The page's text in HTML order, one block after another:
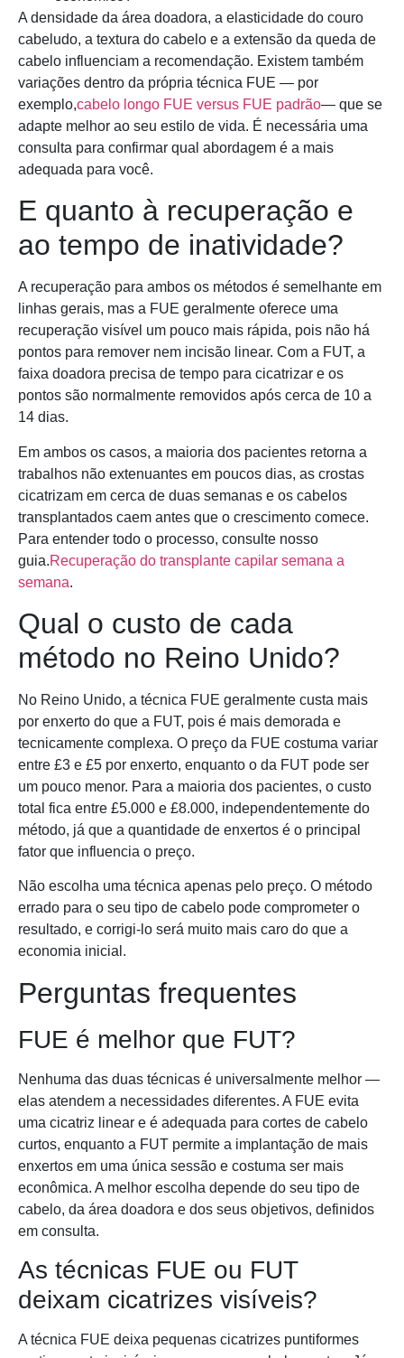
A densidade da área doadora, a elasticidade do couro
cabeludo, a textura do cabelo e a extensão da queda de
cabelo influenciam a recomendação. Existem também
variações dentro da própria técnica FUE — por
exemplo,cabelo longo FUE versus FUE padrão— que se
adapte melhor ao seu estilo de vida. É necessária uma
consulta para confirmar qual abordagem é a mais
adequada para você.
E quanto à recuperação e
ao tempo de inatividade?
A recuperação para ambos os métodos é semelhante em
linhas gerais, mas a FUE geralmente oferece uma
recuperação visível um pouco mais rápida, pois não há
pontos para remover nem incisão linear. Com a FUT, a
faixa doadora precisa de tempo para cicatrizar e os
pontos são normalmente removidos após cerca de 10 a
14 dias.
Em ambos os casos, a maioria dos pacientes retorna a
trabalhos não extenuantes em poucos dias, as crostas
cicatrizam em cerca de duas semanas e os cabelos
transplantados caem antes que o crescimento comece.
Para entender todo o processo, consulte nosso
guia.Recuperação do transplante capilar semana a
semana.
Qual o custo de cada
método no Reino Unido?
No Reino Unido, a técnica FUE geralmente custa mais
por enxerto do que a FUT, pois é mais demorada e
tecnicamente complexa. O preço da FUE costuma variar
entre £3 e £5 por enxerto, enquanto o da FUT pode ser
um pouco menor. Para a maioria dos pacientes, o custo
total fica entre £5.000 e £8.000, independentemente do
método, já que a quantidade de enxertos é o principal
fator que influencia o preço.
Não escolha uma técnica apenas pelo preço. O método
errado para o seu tipo de cabelo pode comprometer o
resultado, e corrigi-lo será muito mais caro do que a
economia inicial.
Perguntas frequentes
FUE é melhor que FUT?
Nenhuma das duas técnicas é universalmente melhor —
elas atendem a necessidades diferentes. A FUE evita
uma cicatriz linear e é adequada para cortes de cabelo
curtos, enquanto a FUT permite a implantação de mais
enxertos em uma única sessão e costuma ser mais
econômica. A melhor escolha depende do seu tipo de
cabelo, da área doadora e dos seus objetivos, definidos
em consulta.
As técnicas FUE ou FUT
deixam cicatrizes visíveis?
A técnica FUE deixa pequenas cicatrizes puntiformes